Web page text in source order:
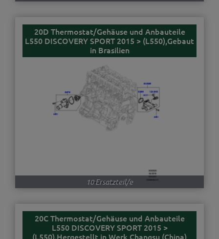
20D Thermostat/Gehäuse und Anbauteile
L550 DISCOVERY SPORT 2015 > (L550),Gebaut
in Brasilien
10 Ersatzteil/e
20C Thermostat/Gehäuse und Anbauteile
L550 DISCOVERY SPORT 2015 >
(L550),Hergestellt in Werk Changsu (China)